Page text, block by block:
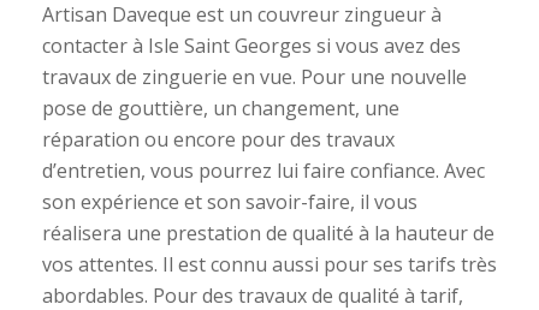
Artisan Daveque est un couvreur zingueur à
contacter à Isle Saint Georges si vous avez des
travaux de zinguerie en vue. Pour une nouvelle
pose de gouttière, un changement, une
réparation ou encore pour des travaux
d’entretien, vous pourrez lui faire confiance. Avec
son expérience et son savoir-faire, il vous
réalisera une prestation de qualité à la hauteur de
vos attentes. Il est connu aussi pour ses tarifs très
abordables. Pour des travaux de qualité à tarif,